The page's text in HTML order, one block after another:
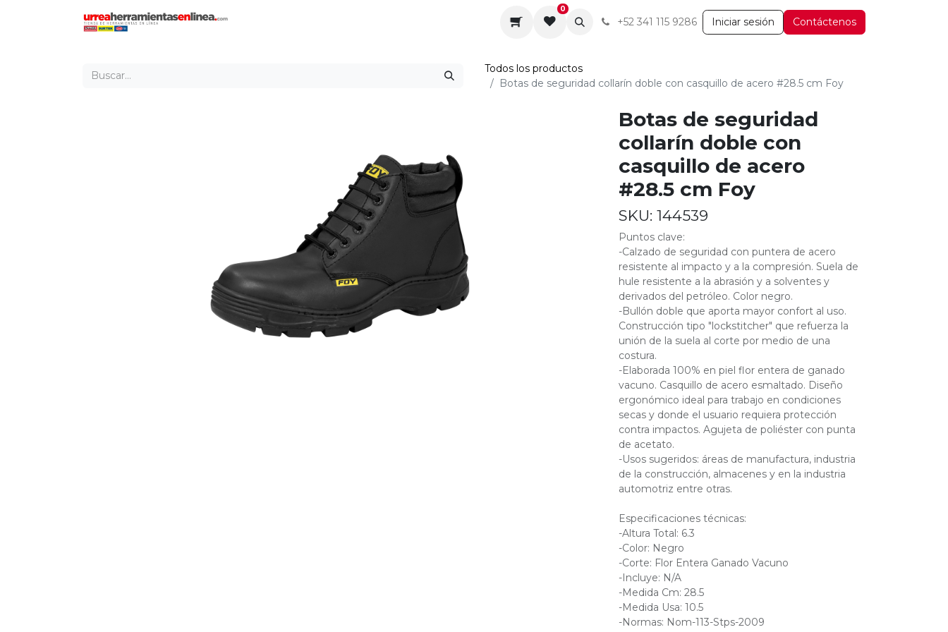
Servicios
0
+52 341 115 9286 Iniciar sesión Contáctenos
Todos los productos
Botas de seguridad collarín doble con casquillo de acero #28.5 cm Foy
Botas de seguridad
collarín doble con
casquillo de acero
#28.5 cm Foy
SKU: 144539
Puntos clave:
-Calzado de seguridad con puntera de acero
resistente al impacto y a la compresión. Suela de
hule resistente a la abrasión y a solventes y
derivados del petróleo. Color negro.
-Bullón doble que aporta mayor confort al uso.
Construcción tipo "lockstitcher" que refuerza la
unión de la suela al corte por medio de una
costura.
-Elaborada 100% en piel flor entera de ganado
vacuno. Casquillo de acero esmaltado. Diseño
ergonómico ideal para trabajo en condiciones
secas y donde el usuario requiera protección
contra impactos. Agujeta de poliéster con punta
de acetato.
-Usos sugeridos: áreas de manufactura, industria
de la construcción, almacenes y en la industria
automotriz entre otras.
Especificaciones técnicas:
-Altura Total: 6.3
-Color: Negro
-Corte: Flor Entera Ganado Vacuno
-Incluye: N/A
-Medida Cm: 28.5
-Medida Usa: 10.5
-Normas: Nom-113-Stps-2009